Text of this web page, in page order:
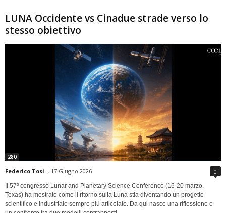
LUNA Occidente vs Cinadue strade verso lo
stesso obiettivo
280
Federico Tosi - 17 Giugno 2026 0
Il 57º congresso Lunar and Planetary Science Conference (16-20 marzo,
Texas) ha mostrato come il ritorno sulla Luna stia diventando un progetto
scientifico e industriale sempre più articolato. Da qui nasce una riflessione e